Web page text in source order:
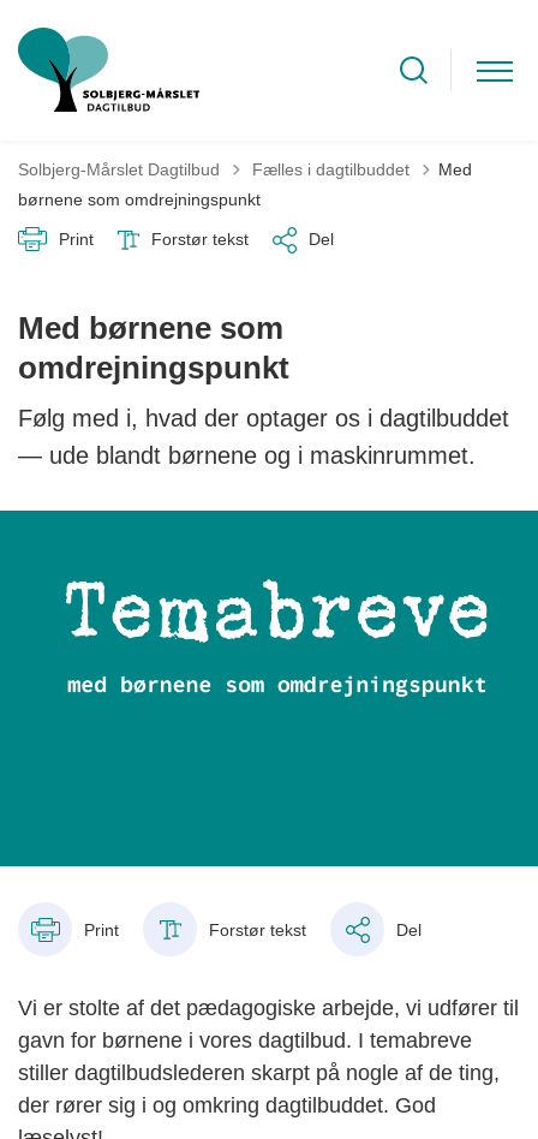
Solbjerg-Mårslet Dagtilbud Tilbage til
Fælles i dagtilbuddet
Med
børnene som omdrejningspunkt
Print Forstør tekst Del
Med børnene som
omdrejningspunkt
Følg med i, hvad der optager os i dagtilbuddet
— ude blandt børnene og i maskinrummet.
Print Forstør tekst Del
Vi er stolte af det pædagogiske arbejde, vi udfører til
gavn for børnene i vores dagtilbud. I temabreve
stiller dagtilbudslederen skarpt på nogle af de ting,
der rører sig i og omkring dagtilbuddet. God